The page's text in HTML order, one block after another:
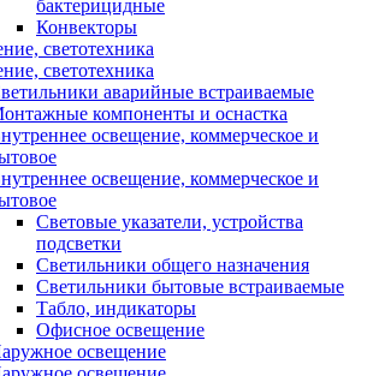
бактерицидные
Конвекторы
светотехника
светотехника
аварийные встраиваемые
компоненты и оснастка
освещение, коммерческое и
освещение, коммерческое и
Световые указатели, устройства
подсветки
Светильники общего назначения
Светильники бытовые встраиваемые
Табло, индикаторы
Офисное освещение
освещение